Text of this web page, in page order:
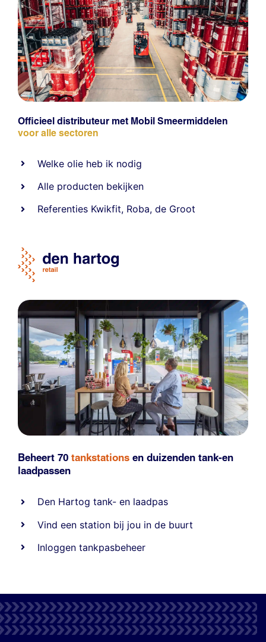
Officieel distributeur met Mobil Smeermiddelen
voor alle sectoren
Welke olie heb ik nodig
Alle producten bekijken
Referenties Kwikfit, Roba,de Groot
Beheert 70 tankstations en duizenden tank-en
laadpassen
Den Hartog tank- en laadpas
Vind een station bij jou in de buurt
Inloggen tankpasbeheer